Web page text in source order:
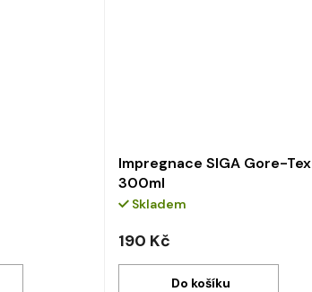
Impregnace SIGA Gore-Tex
300ml
Skladem
190 Kč
Do košíku